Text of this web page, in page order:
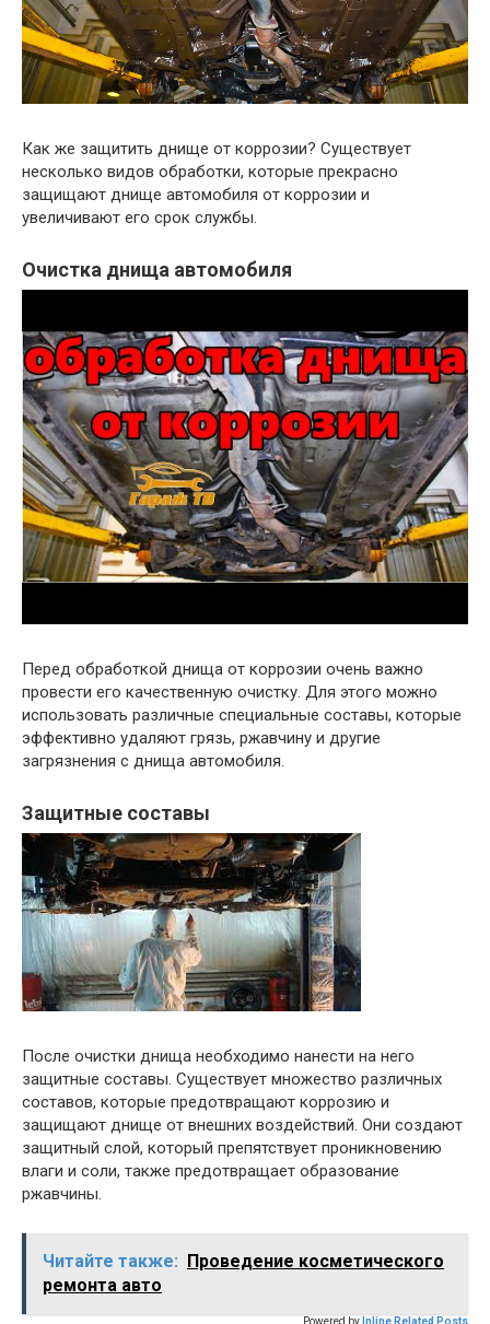
Как же защитить днище от коррозии? Существует
несколько видов обработки, которые прекрасно
защищают днище автомобиля от коррозии и
увеличивают его срок службы.
Очистка днища автомобиля
Перед обработкой днища от коррозии очень важно
провести его качественную очистку. Для этого можно
использовать различные специальные составы, которые
эффективно удаляют грязь, ржавчину и другие
загрязнения с днища автомобиля.
Защитные составы
После очистки днища необходимо нанести на него
защитные составы. Существует множество различных
составов, которые предотвращают коррозию и
защищают днище от внешних воздействий. Они создают
защитный слой, который препятствует проникновению
влаги и соли, также предотвращает образование
ржавчины.
Читайте также: Проведение косметического
ремонта авто
Powered by Inline Related Posts